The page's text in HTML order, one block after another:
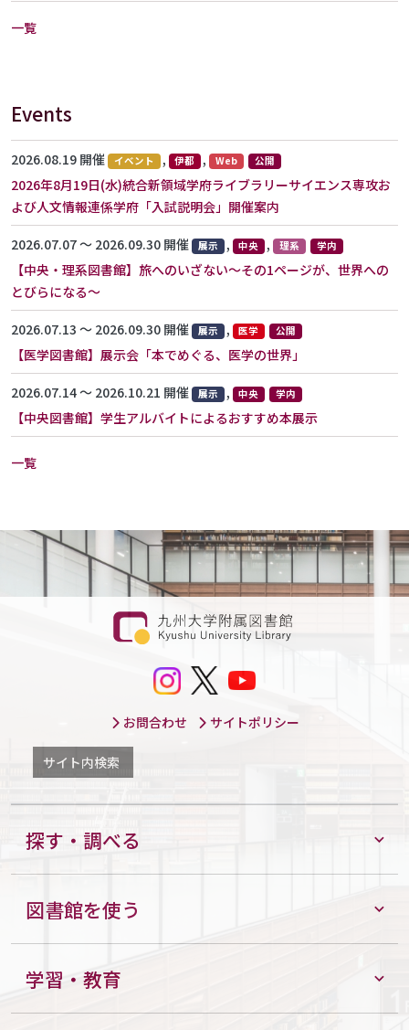
一覧
Events
2026.08.19 開催 イベント , 伊都 , Web 公開
2026年8月19日(水)統合新領域学府ライブラリーサイエンス専攻お
よび人文情報連係学府「入試説明会」開催案内
2026.07.07 〜 2026.09.30 開催 展示 , 中央 , 理系 学内
【中央・理系図書館】旅へのいざない～その1ページが、世界への
とびらになる～
2026.07.13 〜 2026.09.30 開催 展示 , 医学 公開
【医学図書館】展示会「本でめぐる、医学の世界」
2026.07.14 〜 2026.10.21 開催 展示 , 中央 学内
【中央図書館】学生アルバイトによるおすすめ本展示
一覧
お問合わせ サイトポリシー
サイト内検索
探す・調べる
図書館を使う
学習・教育